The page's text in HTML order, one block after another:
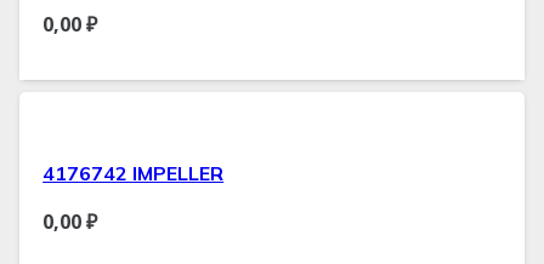
0,00₽
4176742 IMPELLER
0,00₽